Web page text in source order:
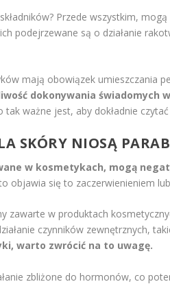
Przede wszystkim,
podejrzewane są o działanie
mają obowiązek umieszczania
dokonywania świadomych
tak ważne jest, aby dokładnie
SKÓRY NIOSĄ
w kosmetykach, mogą
objawia się to zaczerwienieniem
zawarte w produktach
czynników zewnętrznych,
warto zwrócić na to uwagę.
zbliżone do hormonów, co